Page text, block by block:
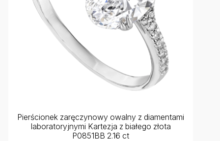
Pierścionek zaręczynowy owalny z diamentami
laboratoryjnymi Kartezja z białego złota
P0851BB 2.16 ct